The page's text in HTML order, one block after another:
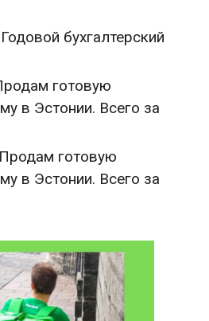
Годовой бухгалтерский
готовую
в Эстонии. Всего за
Продам готовую
в Эстонии. Всего за